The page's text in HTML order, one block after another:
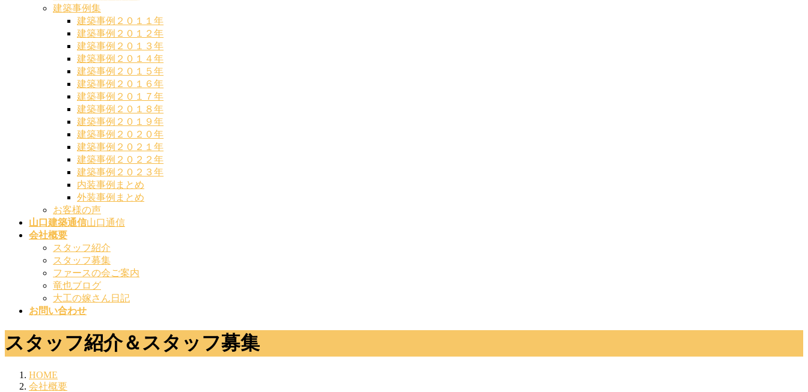
建築事例集
建築事例２０１１年
建築事例２０１２年
建築事例２０１３年
建築事例２０１４年
建築事例２０１５年
建築事例２０１６年
建築事例２０１７年
建築事例２０１８年
建築事例２０１９年
建築事例２０２０年
建築事例２０２１年
建築事例２０２２年
建築事例２０２３年
内装事例まとめ
外装事例まとめ
お客様の声
山口建築通信山口通信
会社概要
スタッフ紹介
スタッフ募集
ファースの会ご案内
竜也ブログ
大工の嫁さん日記
お問い合わせ
スタッフ紹介＆スタッフ募集
HOME
会社概要